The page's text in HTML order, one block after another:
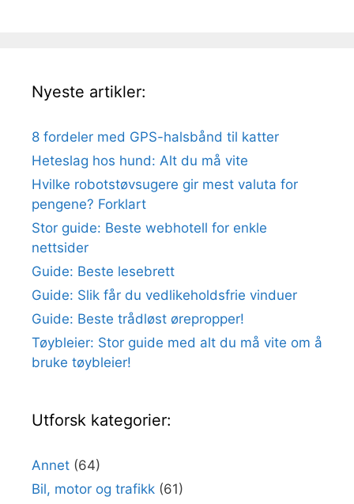
Nyeste artikler:
8 fordeler med GPS-halsbånd til katter
Heteslag hos hund: Alt du må vite
Hvilke robotstøvsugere gir mest valuta for
pengene? Forklart
Stor guide: Beste webhotell for enkle
nettsider
Guide: Beste lesebrett
Guide: Slik får du vedlikeholdsfrie vinduer
Guide: Beste trådløst ørepropper!
Tøybleier: Stor guide med alt du må vite om å
bruke tøybleier!
Utforsk kategorier:
Annet (64)
Bil, motor og trafikk (61)